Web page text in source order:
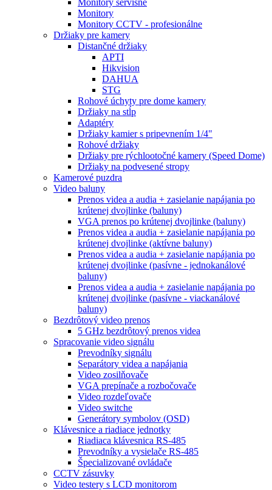
Monitory servisné
Monitory
Monitory CCTV - profesionálne
Držiaky pre kamery
Distančné držiaky
APTI
Hikvision
DAHUA
STG
Rohové úchyty pre dome kamery
Držiaky na stĺp
Adaptéry
Držiaky kamier s pripevnením 1/4"
Rohové držiaky
Držiaky pre rýchlootočné kamery (Speed Dome)
Držiaky na podvesené stropy
Kamerové puzdra
Video baluny
Prenos videa a audia + zasielanie napájania po
krútenej dvojlinke (baluny)
VGA prenos po krútenej dvojlinke (baluny)
Prenos videa a audia + zasielanie napájania po
krútenej dvojlinke (aktívne baluny)
Prenos videa a audia + zasielanie napájania po
krútenej dvojlinke (pasívne - jednokanálové
baluny)
Prenos videa a audia + zasielanie napájania po
krútenej dvojlinke (pasívne - viackanálové
baluny)
Bezdrôtový video prenos
5 GHz bezdrôtový prenos videa
Spracovanie video signálu
Prevodníky signálu
Separátory videa a napájania
Video zosilňovače
VGA prepínače a rozbočovače
Video rozdeľovače
Video switche
Generátory symbolov (OSD)
Klávesnice a riadiace jednotky
Riadiaca klávesnica RS-485
Prevodníky a vysielače RS-485
Špecializované ovládače
CCTV zásuvky
Video testery s LCD monitorom